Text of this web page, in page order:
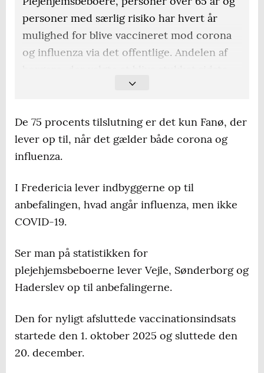
personer med særlig risiko har hvert år
mulighed for blive vaccineret mod corona
og influenza via det offentlige. Andelen af
år, ser i de syd- og sønderjyske kommuner
65+ og plejehjem
Corona/influenza:
Billund: 68,2 / 69,8
Esbjerg: 71,2 / 73,4
Fredericia: 74,2 / 76,4
Haderslev: 69,2 / 71,4
Kolding: 71,3 / 74,0
Sønderborg: 70,3 / 72,6
De 75 procents tilslutning er det kun Fanø, der
lever op til, når det gælder både corona og
influenza.
I Fredericia lever indbyggerne op til
anbefalingen, hvad angår influenza, men ikke
COVID-19.
Ser man på statistikken for
plejehjemsbeboerne lever Vejle, Sønderborg og
Haderslev op til anbefalingerne.
Den for nyligt afsluttede vaccinationsindsats
startede den 1. oktober 2025 og sluttede den
20. december.